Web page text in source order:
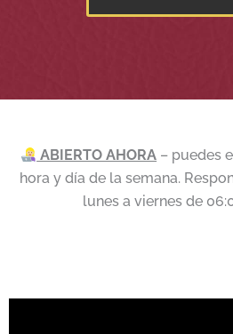
ABIERTO AHORA – puedes
hora y día de la semana.
lunes a viernes de